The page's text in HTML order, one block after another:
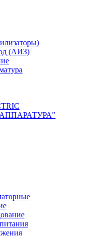
(АИЗ)